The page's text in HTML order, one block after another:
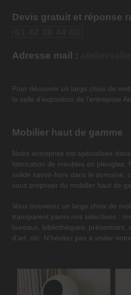
Devis gratuit et réponse
Adresse mail :
Pour découvrir un large choix de
la salle d’exposition de l’entreprise
Mobilier haut de gamme
Notre entreprise est spécialisée
fabrication de meubles en plexiglas.
solide savoir-faire dans le domaine,
vous proposer du mobilier haut de
Vous trouverez un large choix de
transparent parmi nos sélections :
bureaux, bibliothèques, présentoirs,
d’art, etc. N’hésitez pas à visiter